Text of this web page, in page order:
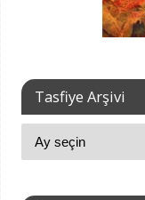
Tasfiye Arşivi